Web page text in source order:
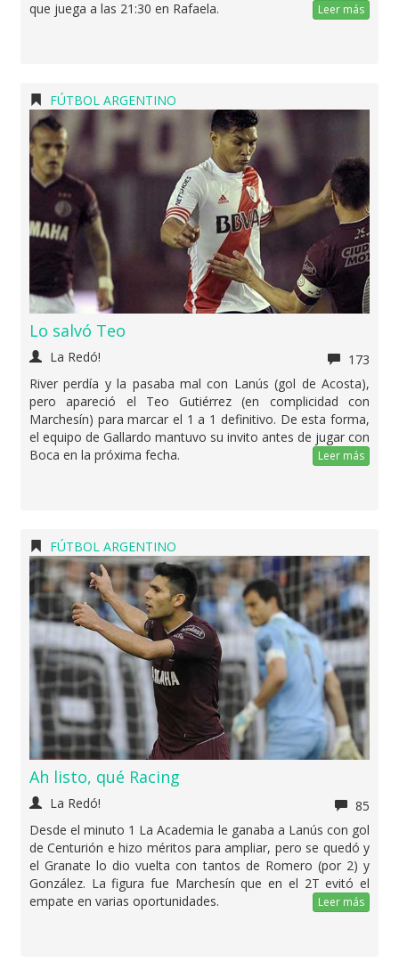
que juega a las 21:30 en Rafaela. Leer más
FÚTBOL ARGENTINO
Lo salvó Teo
La Redó!
173
River perdía y la pasaba mal con Lanús (gol de Acosta),
pero apareció el Teo Gutiérrez (en complicidad con
Marchesín) para marcar el 1 a 1 definitivo. De esta forma,
el equipo de Gallardo mantuvo su invito antes de jugar con
Boca en la próxima fecha.
Leer más
FÚTBOL ARGENTINO
Ah listo, qué Racing
La Redó!
85
Desde el minuto 1 La Academia le ganaba a Lanús con gol
de Centurión e hizo méritos para ampliar, pero se quedó y
el Granate lo dio vuelta con tantos de Romero (por 2) y
González. La figura fue Marchesín que en el 2T evitó el
empate en varias oportunidades.
Leer más